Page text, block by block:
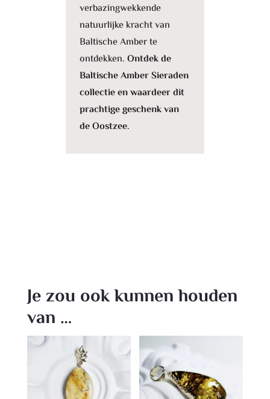
verbazingwekkende
natuurlijke kracht van
Baltische Amber te
ontdekken.Ontdek de
Baltische Amber Sieraden
collectie en waardeer dit
prachtige geschenk van
de Oostzee.
Je zou ook kunnen houden
van …